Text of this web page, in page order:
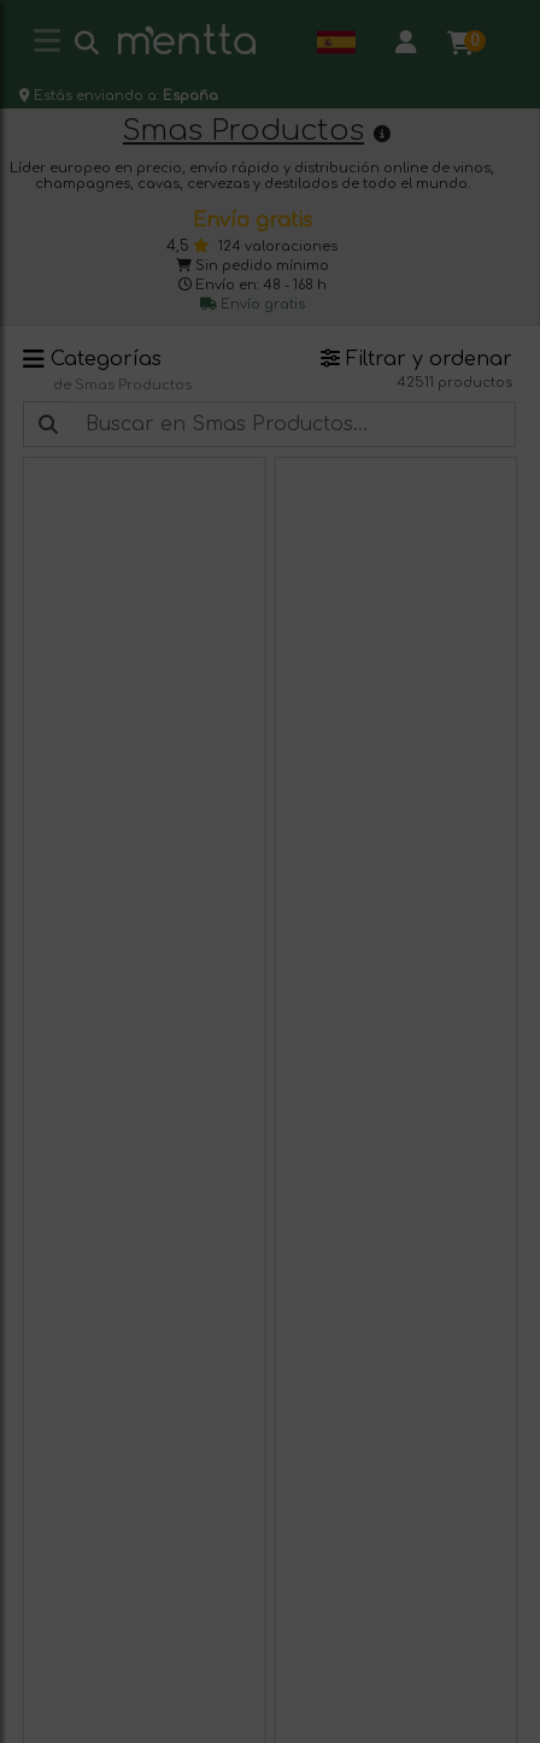
0
Estás enviando a: España
Smas Productos
Líder europeo en precio, envío rápido y distribución online de vinos,
champagnes, cavas, cervezas y destilados de todo el mundo.
Envío gratis
4,5
124 valoraciones
Sin pedido mínimo
Envío en: 48 - 168 h
Envío gratis
Categorías
de Smas Productos
Filtrar y ordenar
42511 productos